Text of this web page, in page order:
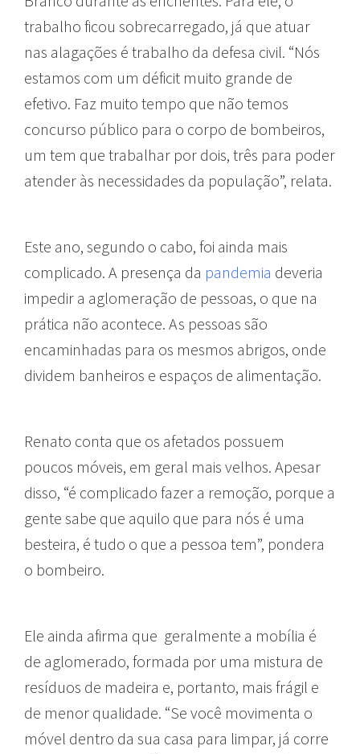
trabalho ficou sobrecarregado, já que atuar
nas alagações é trabalho da defesa civil. “Nós
estamos com um déficit muito grande de
efetivo. Faz muito tempo que não temos
concurso público para o corpo de bombeiros,
um tem que trabalhar por dois, três para poder
atender às necessidades da população”, relata.
Este ano, segundo o cabo, foi ainda mais
complicado. A presença da pandemia deveria
impedir a aglomeração de pessoas, o que na
prática não acontece. As pessoas são
encaminhadas para os mesmos abrigos, onde
dividem banheiros e espaços de alimentação.
Renato conta que os afetados possuem
poucos móveis, em geral mais velhos. Apesar
disso, “é complicado fazer a remoção, porque a
gente sabe que aquilo que para nós é uma
besteira, é tudo o que a pessoa tem”, pondera
o bombeiro.
Ele ainda afirma que geralmente a mobília é
de aglomerado, formada por uma mistura de
resíduos de madeira e, portanto, mais frágil e
de menor qualidade. “Se você movimenta o
móvel dentro da sua casa para limpar, já corre